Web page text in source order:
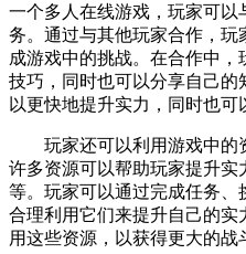
一个多人在线游戏，玩家可
务。通过与其他玩家合作，
成游戏中的挑战。在合作中
技巧，同时也可以分享自己
以更快地提升实力，同时也可
玩家还可以利用游戏中的
许多资源可以帮助玩家提升
等。玩家可以通过完成任务
合理利用它们来提升自己的
用这些资源，以获得更大的战